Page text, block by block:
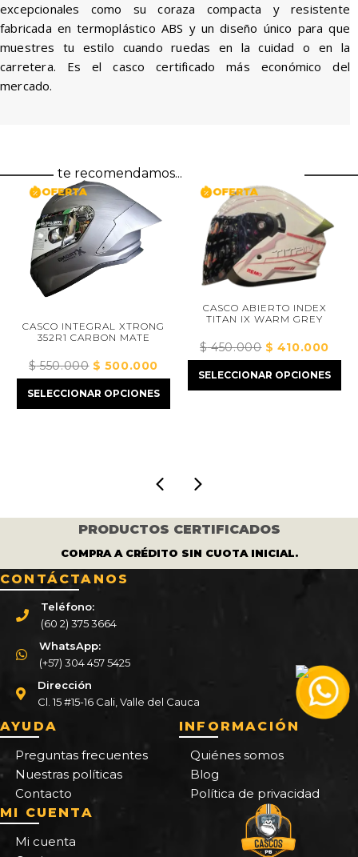
excepcionales como su coraza compacta y resistente
fabricada en termoplástico ABS y un diseño único para que
muestres tu estilo cuando ruedas en la cuidad o en la
carretera. Es el casco certificado más económico del
mercado.
te recomendamos...
INTEGRAL XTRONG
352R1 CARBON MATE
550.000El
precio
original
$500.000El
precio
actual
SELECCIONAR OPCIONES
CASCO ABIERTO INDEX
TITAN IX WARM GREY
450.000El
precio
original
$410.000El
precio
actual
SELECCIONAR OPCIONES
PRODUCTOS CERTIFICADOS
COMPRA A CRÉDITO SIN CUOTA INICIAL.
CONTÁCTANOS
Teléfono:
(60 2) 375 3664
WhatsApp:
(+57) 304 457 5425
Dirección
Cl. 15 #15-16 Cali, Valle del Cauca
AYUDA
Preguntas frecuentes
Nuestras políticas
Contacto
INFORMACIÓN
Quiénes somos
Blog
Política de privacidad
MI CUENTA
Mi cuenta